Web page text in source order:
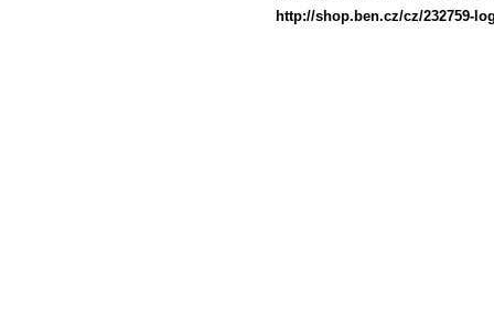
http://shop.ben.cz/cz/232759-